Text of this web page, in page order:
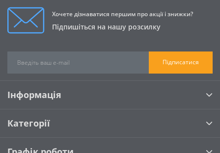
Хочете дізнаватися першим про акції і знижки?
Підпишіться на нашу розсилку
Підписатися
Інформація
Категорії